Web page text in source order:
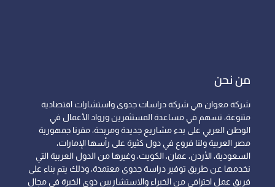
من نحن
شركة معوان هي شركة دراسات جدوى واستشارات اقتصادية
متنوعة، تسهم في مساعدة المستثمرين ورواد الأعمال في
الوطن العربي على بدء مشاريع جديدة ومربحة، مقرنا جمهورية
مصر العربية ولنا فروع في دول كثيرة على رأسها الإمارات،
السعودية، الأردن، عمان، الكويت، وغيرها من الدول العربية التي
نخدمها عن طريق توفير دراسة جدوى معتمدة، وذلك يتم بناء على
فريق عمل احترافي من الخبراء والاستشاريين ذوي الخبرة في مجال